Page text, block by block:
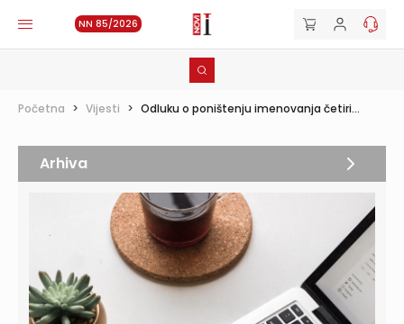
NN 85/2026
Početna > Vijesti > Odluku o poništenju imenovanja četiri...
Arhiva